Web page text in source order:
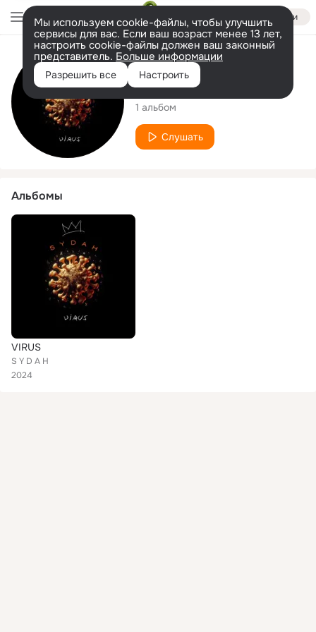
Войти
Мы используем cookie-файлы, чтобы улучшить
сервисы для вас. Если ваш возраст менее 13 лет,
настроить cookie-файлы должен ваш законный
представитель. Больше информации
Разрешить все Настроить
Исполнитель
S Y D A H
1 альбом
Слушать
Альбомы
VIRUS
S Y D A H
2024